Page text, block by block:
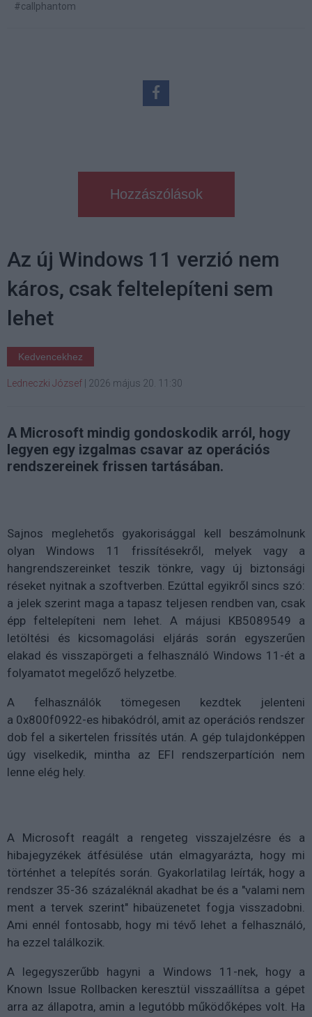
#callphantom
Hozzászólások
Az új Windows 11 verzió nem
káros, csak feltelepíteni sem
lehet
Kedvencekhez
Ledneczki József 2026 május 20. 11:30
A Microsoft mindig gondoskodik arról, hogy
legyen egy izgalmas csavar az operációs
rendszereinek frissen tartásában.
Sajnos meglehetős gyakorisággal kell beszámolnunk
olyan Windows 11 frissítésekről, melyek vagy a
hangrendszereinket teszik tönkre, vagy új biztonsági
réseket nyitnak a szoftverben. Ezúttal egyikről sincs szó:
a jelek szerint maga a tapasz teljesen rendben van, csak
épp feltelepíteni nem lehet. A májusi KB5089549 a
letöltési és kicsomagolási eljárás során egyszerűen
elakad és visszapörgeti a felhasználó Windows 11-ét a
folyamatot megelőző helyzetbe.
A felhasználók tömegesen kezdtek jelenteni
a 0x800f0922-es hibakódról, amit az operációs rendszer
dob fel a sikertelen frissítés után. A gép tulajdonképpen
úgy viselkedik, mintha az EFI rendszerpartíción nem
lenne elég hely.
A Microsoft reagált a rengeteg visszajelzésre és a
hibajegyzékek átfésülése után elmagyarázta, hogy mi
történhet a telepítés során. Gyakorlatilag leírták, hogy a
rendszer 35-36 százaléknál akadhat be és a "valami nem
ment a tervek szerint" hibaüzenetet fogja visszadobni.
Ami ennél fontosabb, hogy mi tévő lehet a felhasználó,
ha ezzel találkozik.
A legegyszerűbb hagyni a Windows 11-nek, hogy a
Known Issue Rollbacken keresztül visszaállítsa a gépet
arra az állapotra, amin a legutóbb működőképes volt. Ha